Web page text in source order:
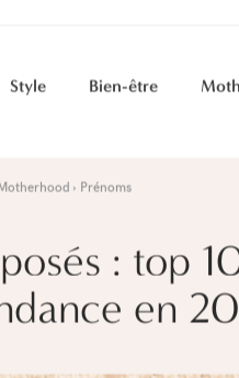
Style Bien-être
Prénoms
: top
en